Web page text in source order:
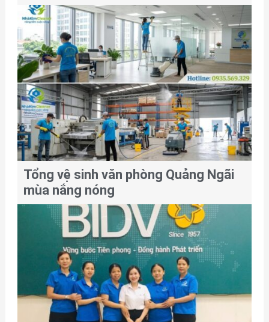
Tổng vệ sinh văn phòng Quảng Ngãi
mùa nắng nóng